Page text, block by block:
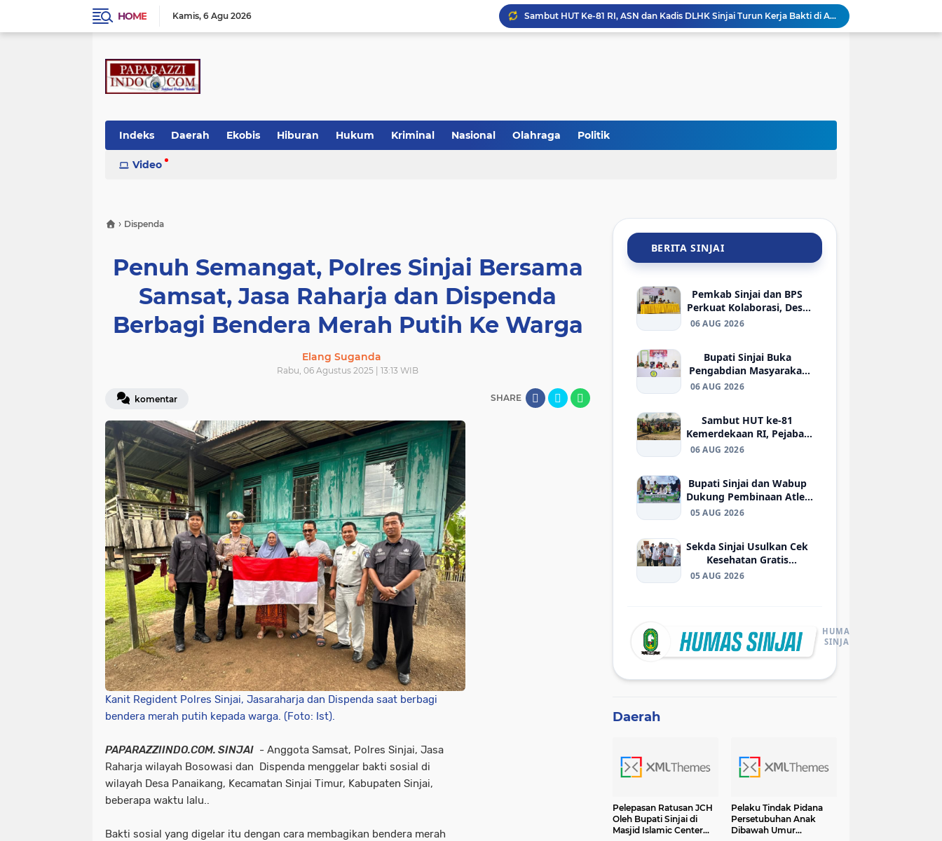
HOME Kamis 6 Agu 2026
Sambut HUT Ke-81 RI, ASN dan Kadis DLHK Sinjai Turun Kerja Bakti di Alun-Alun
Sambut HUT ke-81 RI, PTMSI dan Dinkes Sinjai Gelar Turnamen Tenis Meja Berhadiah Bibit Atlet
Keren! Tim SAR Dit Samapta Polda Sulsel Raih Penghargaan Basarnas Usai Misi ATR 42-500 di Bulu Saraung
Indeks Daerah Ekobis Hiburan Hukum Kriminal Nasional Olahraga Politik
Video
› Dispenda
Penuh Semangat, Polres Sinjai Bersama
Samsat, Jasa Raharja dan Dispenda
Berbagi Bendera Merah Putih Ke Warga
Elang Suganda
Rabu, 06 Agustus 2025 | 13:13 WIB
komentar SHARE
Kanit Regident Polres Sinjai, Jasaraharja dan Dispenda saat berbagi
bendera merah putih kepada warga. (Foto: Ist).
PAPARAZZIINDO.COM. SINJAI - Anggota Samsat, Polres Sinjai, Jasa
Raharja wilayah Bosowasi dan Dispenda menggelar bakti sosial di
wilayah Desa Panaikang, Kecamatan Sinjai Timur, Kabupaten Sinjai,
beberapa waktu lalu..
Bakti sosial yang digelar itu dengan cara membagikan bendera merah
BERITA SINJAI
Pemkab Sinjai dan BPS
Perkuat Kolaborasi, Desa
Cantik Didorong Jadi
06 AUG 2026
Bupati Sinjai Buka
Pengabdian Masyarakat
FISIP Unhas, Perkuat
06 AUG 2026
Sambut HUT ke-81
Kemerdekaan RI, Pejabat
Daerah dan ASN Sinjai
06 AUG 2026
Bupati Sinjai dan Wabup
Dukung Pembinaan Atlet
Muda, Amure Cup III
05 AUG 2026
Sekda Sinjai Usulkan Cek
Kesehatan Gratis
Dirangkaikan dengan
05 AUG 2026
HUMAS
SINJAI
Daerah
Pelepasan Ratusan JCH
Oleh Bupati Sinjai di
Masjid Islamic Center
Pelaku Tindak Pidana
Persetubuhan Anak
Dibawah Umur